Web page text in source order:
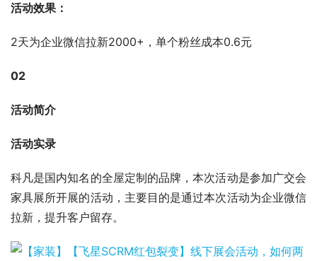
活动效果：
2天为企业微信拉新2000+，单个粉丝成本0.6元
02
活动简介
活动实录
科凡是国内知名的全屋定制的品牌，本次活动是参加广交会
家具展所开展的活动，主要目的是通过本次活动为企业微信
拉新，提升客户留存。